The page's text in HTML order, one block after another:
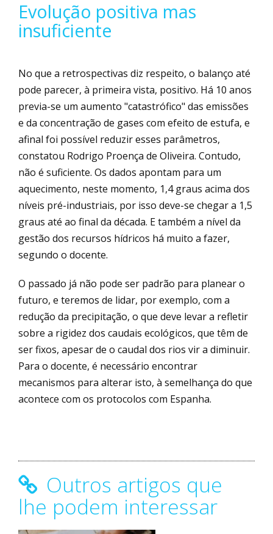
Evolução positiva mas
insuficiente
No que a retrospectivas diz respeito, o balanço até
pode parecer, à primeira vista, positivo. Há 10 anos
previa-se um aumento "catastrófico" das emissões
e da concentração de gases com efeito de estufa, e
afinal foi possível reduzir esses parâmetros,
constatou Rodrigo Proença de Oliveira. Contudo,
não é suficiente. Os dados apontam para um
aquecimento, neste momento, 1,4 graus acima dos
níveis pré-industriais, por isso deve-se chegar a 1,5
graus até ao final da década. E também a nível da
gestão dos recursos hídricos há muito a fazer,
segundo o docente.
O passado já não pode ser padrão para planear o
futuro, e teremos de lidar, por exemplo, com a
redução da precipitação, o que deve levar a refletir
sobre a rigidez dos caudais ecológicos, que têm de
ser fixos, apesar de o caudal dos rios vir a diminuir.
Para o docente, é necessário encontrar
mecanismos para alterar isto, à semelhança do que
acontece com os protocolos com Espanha.
Outros artigos que
lhe podem interessar